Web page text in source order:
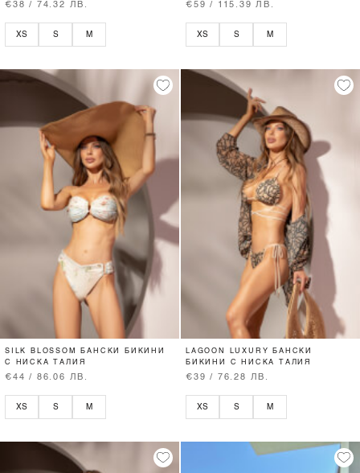
€38 / 74.32 ЛВ.
XS S M
€59 / 115.39 ЛВ.
XS S M
SILK BLOSSOM БАНСКИ БИКИНИ
С НИСКА ТАЛИЯ
€44 / 86.06 ЛВ.
XS S M
LAGOON LUXURY БАНСКИ
БИКИНИ С НИСКА ТАЛИЯ
€39 / 76.28 ЛВ.
XS S M